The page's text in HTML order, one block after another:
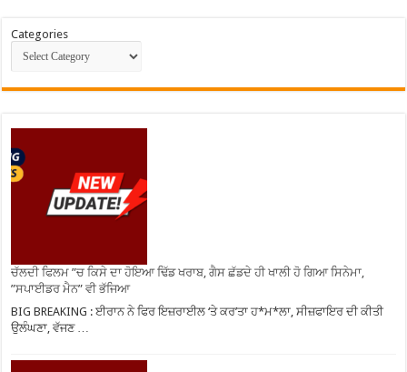
Categories
ਚੱਲਦੀ ਫਿਲਮ ”ਚ ਕਿਸੇ ਦਾ ਹੋਇਆ ਢਿੱਡ ਖਰਾਬ, ਗੈਸ ਛੱਡਦੇ ਹੀ ਖਾਲੀ ਹੋ ਗਿਆ ਸਿਨੇਮਾ,
”ਸਪਾਈਡਰ ਮੈਨ” ਵੀ ਭੱਜਿਆ
BIG BREAKING : ਈਰਾਨ ਨੇ ਫਿਰ ਇਜ਼ਰਾਈਲ ‘ਤੇ ਕਰ’ਤਾ ਹ*ਮ*ਲਾ, ਸੀਜ਼ਫਾਇਰ ਦੀ ਕੀਤੀ
ਉਲੰਘਣਾ, ਵੱਜਣ …